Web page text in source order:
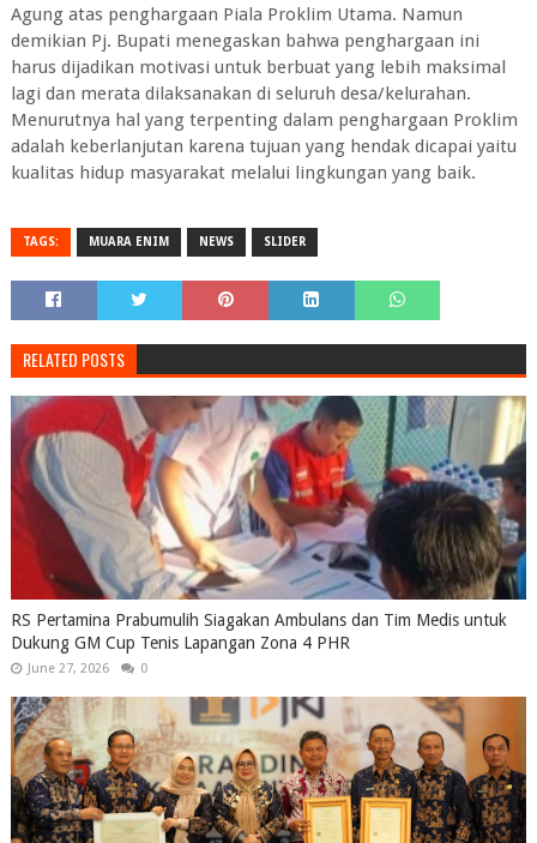
Agung atas penghargaan Piala Proklim Utama. Namun
demikian Pj. Bupati menegaskan bahwa penghargaan ini
harus dijadikan motivasi untuk berbuat yang lebih maksimal
lagi dan merata dilaksanakan di seluruh desa/kelurahan.
Menurutnya hal yang terpenting dalam penghargaan Proklim
adalah keberlanjutan karena tujuan yang hendak dicapai yaitu
kualitas hidup masyarakat melalui lingkungan yang baik.
TAGS: MUARA ENIM NEWS SLIDER
RELATED POSTS
RS Pertamina Prabumulih Siagakan Ambulans dan Tim Medis untuk
Dukung GM Cup Tenis Lapangan Zona 4 PHR
June 27, 2026 0